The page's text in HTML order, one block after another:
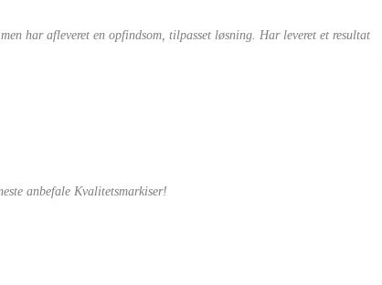
har afleveret en opfindsom, tilpasset løsning. Har leveret et resultat
anbefale Kvalitetsmarkiser!